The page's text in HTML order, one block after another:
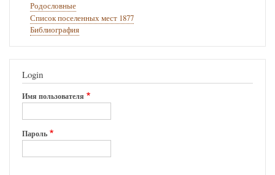
Родословные
Список поселенных мест 1877
Библиография
Login
Имя пользователя
Пароль